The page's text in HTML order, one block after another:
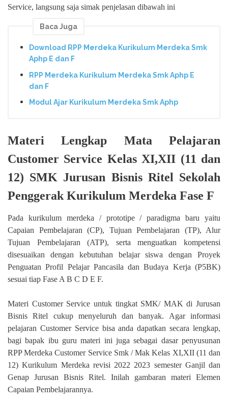
Service, langsung saja simak penjelasan dibawah ini
Baca Juga
Download RPP Merdeka Kurikulum Merdeka Smk
Aphp E dan F
RPP Merdeka Kurikulum Merdeka Smk Aphp E
dan F
Modul Ajar Kurikulum Merdeka Smk Aphp
Materi Lengkap Mata Pelajaran
Customer Service Kelas XI,XII (11 dan
12) SMK Jurusan Bisnis Ritel Sekolah
Penggerak Kurikulum Merdeka Fase F
Pada kurikulum merdeka / prototipe / paradigma baru yaitu
Capaian Pembelajaran (CP), Tujuan Pembelajaran (TP), Alur
Tujuan Pembelajaran (ATP), serta menguatkan kompetensi
disesuaikan dengan kebutuhan belajar siswa dengan Proyek
Penguatan Profil Pelajar Pancasila dan Budaya Kerja (P5BK)
sesuai tiap Fase A B C D E F.
Materi Customer Service untuk tingkat SMK/ MAK di Jurusan
Bisnis Ritel cukup menyeluruh dan banyak. Agar informasi
pelajaran Customer Service bisa anda dapatkan secara lengkap,
bagi bapak ibu guru materi ini juga sebagai dasar penyusunan
RPP Merdeka Customer Service Smk / Mak Kelas XI,XII (11 dan
12) Kurikulum Merdeka revisi 2022 2023 semester Ganjil dan
Genap Jurusan Bisnis Ritel. Inilah gambaran materi Elemen
Capaian Pembelajarannya.